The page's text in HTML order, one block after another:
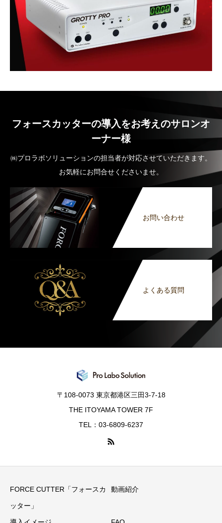
フォースカッターの導入をお考えのサロンオ
ーナー様
㈱プロラボソリューションの担当者が対応させていただきます。
お気軽にお問合せくださいませ。
お問い合わせ
よくある質問
〒108-0073 東京都港区三田3-7-18
THE ITOYAMA TOWER 7F
TEL：03-6809-6237
FORCE CUTTER「フォースカ
ッター」
動画紹介